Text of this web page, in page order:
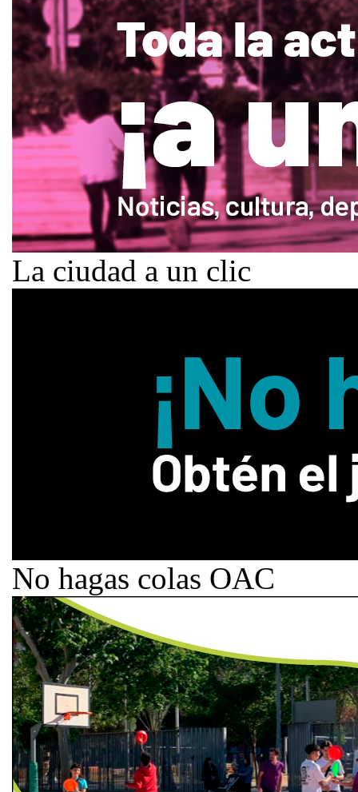
La ciudad a un clic
No hagas colas OAC